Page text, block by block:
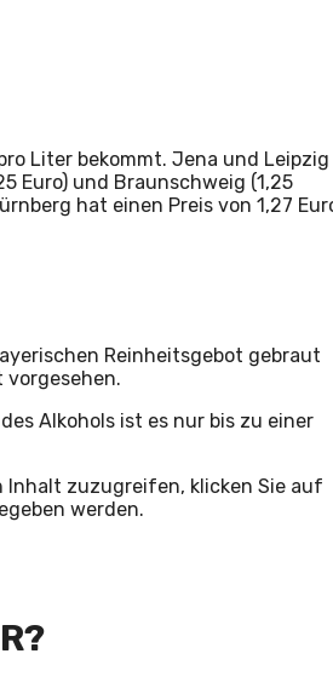
Liter bekommt. Jena und Leipzig
Euro) und Braunschweig (1,25
hat einen Preis von 1,27
Reinheitsgebot gebraut
vorgesehen.
Alkohols ist es nur bis zu einer
Inhalt zuzugreifen, klicken Sie auf
werden.